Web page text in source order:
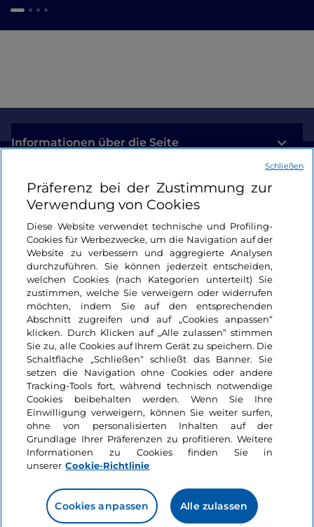
Informationen über die Seite
Nützliche Links
Login
Bleiben wir in Kontakt
Präferenz bei der Zustimmung zur
Verwendung von Cookies
Diese Website verwendet technische und Profiling-
Cookies für Werbezwecke, um die Navigation auf der
Website zu verbessern und aggregierte Analysen
durchzuführen. Sie können jederzeit entscheiden,
welchen Cookies (nach Kategorien unterteilt) Sie
zustimmen, welche Sie verweigern oder widerrufen
möchten, indem Sie auf den entsprechenden
Abschnitt zugreifen und auf „Cookies anpassen“
klicken. Durch Klicken auf „Alle zulassen“ stimmen
Sie zu, alle Cookies auf Ihrem Gerät zu speichern. Die
Schaltfläche „Schließen“ schließt das Banner. Sie
setzen die Navigation ohne Cookies oder andere
Tracking-Tools fort, während technisch notwendige
Cookies beibehalten werden. Wenn Sie Ihre
Einwilligung verweigern, können Sie weiter surfen,
ohne von personalisierten Inhalten auf der
Grundlage Ihrer Präferenzen zu profitieren. Weitere
Informationen zu Cookies finden Sie in
unserer Cookie-Richtlinie
Cookies anpassen Alle zulassen
Schließen